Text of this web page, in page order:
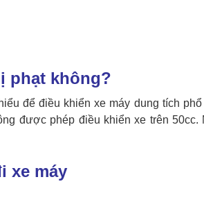
phạt không?
để điều khiển xe máy dung tích
được phép điều khiển xe trên 50cc.
xe máy